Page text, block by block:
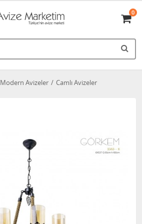
0
Modern Avizeler Camlı Avizeler